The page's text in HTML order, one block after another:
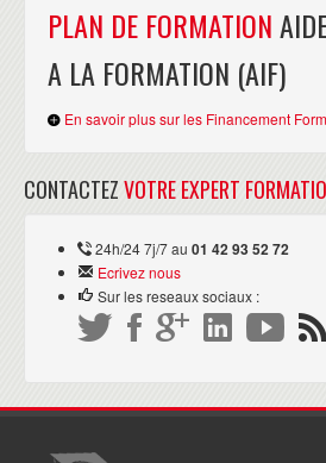
PLAN DE FORMATION
A LA FORMATION (AIF)
En savoir plus sur les Financement
CONTACTEZVOTRE EXPERT
24h/24 7j/7 au 01 42 93 52 72
Ecrivez nous
Sur les reseaux sociaux :